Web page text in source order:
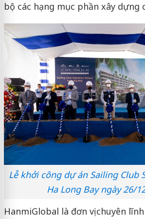
bộ các hạng mục phần xây dựng
Lễ khởi công dự án Sailing Club
Ha Long Bay ngày 26/
HanmiGlobal là đơn vị chuyên